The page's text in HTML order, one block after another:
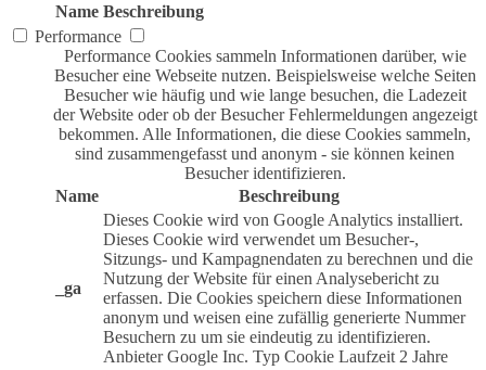
Name Beschreibung
Performance
Performance Cookies sammeln Informationen darüber, wie
Besucher eine Webseite nutzen. Beispielsweise welche Seiten
Besucher wie häufig und wie lange besuchen, die Ladezeit
der Website oder ob der Besucher Fehlermeldungen angezeigt
bekommen. Alle Informationen, die diese Cookies sammeln,
sind zusammengefasst und anonym - sie können keinen
Besucher identifizieren.
Name
Beschreibung
_ga
Dieses Cookie wird von Google Analytics installiert.
Dieses Cookie wird verwendet um Besucher-,
Sitzungs- und Kampagnendaten zu berechnen und die
Nutzung der Website für einen Analysebericht zu
erfassen. Die Cookies speichern diese Informationen
anonym und weisen eine zufällig generierte Nummer
Besuchern zu um sie eindeutig zu identifizieren.
Anbieter Google Inc. Typ Cookie Laufzeit 2 Jahre